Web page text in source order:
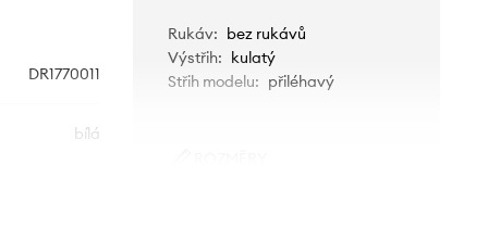
DR1770011
bílá
Rukáv: bez rukávů
Výstřih: kulatý
Střih modelu: přiléhavý